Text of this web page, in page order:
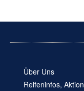
Über Uns
Reifeninfos,